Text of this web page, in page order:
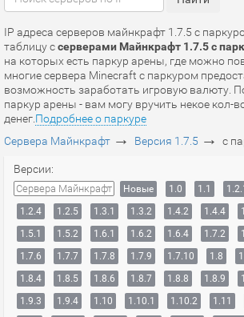
IP адреса серверов майнкрафт 1.7.5 с
таблицу ссерверами Майнкрафт 1.7.5 с
на которых есть паркур арены, где можно
многие сервера Minecraft с паркуром
возможность заработать игровую валюту.
паркур арены - вам могу вручить некое кол-
денег. Подробнее о паркуре
Сервера Майнкрафт → Версия 1.7.5 → с
Версии:
Сервера Майнкрафт Новые 1.0 1.1 1.2.1
1.2.4
1.2.5 1.3.1 1.3.2 1.4.2 1.4.4
1.5.1
1.5.2 1.6.1 1.6.2 1.6.4 1.7.2
1.7.6
1.7.7 1.7.8 1.7.9 1.7.10 1.8
1.8.4
1.8.5 1.8.6 1.8.7 1.8.8 1.8.9
1.9.3
1.9.4 1.10 1.10.1 1.10.2 1.11